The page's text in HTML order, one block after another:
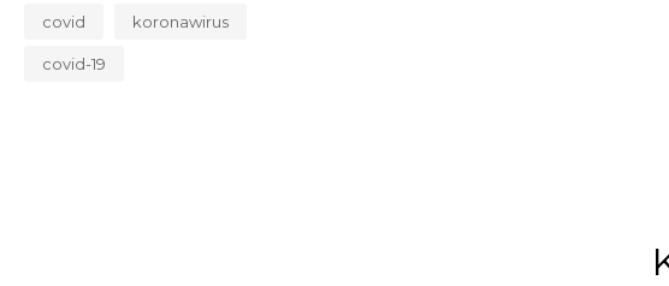
covid koronawirus
covid-19